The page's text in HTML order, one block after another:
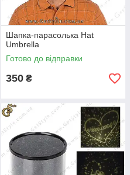
Шапка-парасолька Hat
Umbrella
Готово до відправки
350 ₴